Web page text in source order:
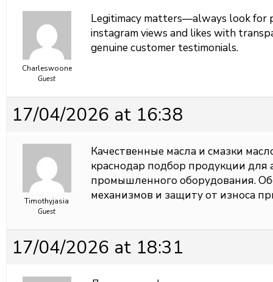
Charleswoone
Guest
Legitimacy matters—always look for
instagram views and likes with
genuine customer testimonials.
17/04/2026 at 16:38
Timothyjasia
Guest
Качественные масла и смазки
краснодар подбор продукции для
промышленного оборудования.
механизмов и защиту от износа
17/04/2026 at 18:31